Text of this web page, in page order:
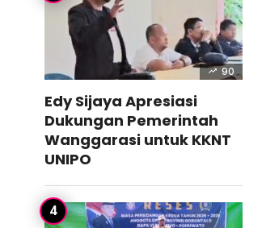
90
Edy Sijaya Apresiasi
Dukungan Pemerintah
Wanggarasi untuk KKNT
UNIPO